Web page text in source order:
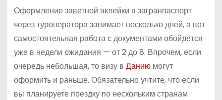
Оформление заветной вклейки в загранпаспорт
через туроператора занимает несколько дней, а вот
самостоятельная работа с документами обойдётся
уже в недели ожидания — от 2 до 8. Впрочем, если
очередь небольшая, то визу в Даниюмогут
оформить и раньше. Обязательно учтите, что если
вы планируете поездку по нескольким странам